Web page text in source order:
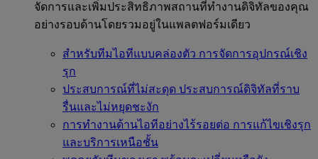
จัดการและเพิ่มประสิทธิภาพสถานที่ทำงานดิจิทัลของคุณ
อย่างรอบด้านโดยรวมอยู่ในแพลตฟอร์มเดียว
สำหรับทีมไอทีแบบคล่องตัว การจัดการอุปกรณ์เชิง
รุก
ประสบการณ์ที่ไม่สะดุด ประสบการณ์ดิจิทัลที่ราบ
รื่นและไม่หยุดชะงัก
การทำงานด้านไอทีอย่างไร้รอยต่อ การแก้ไขเชิงรุก
และบริการเหนือชั้น